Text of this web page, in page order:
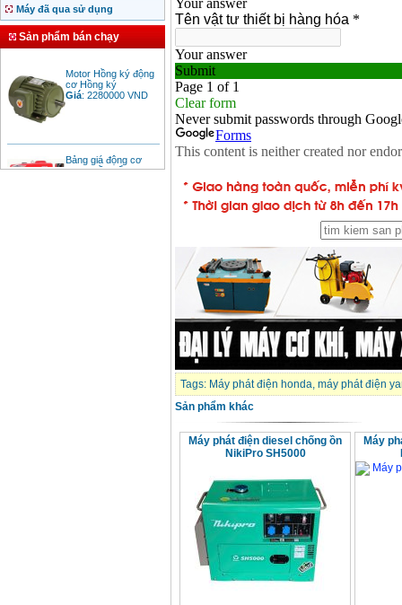
Máy đã qua sử dụng
Sản phẩm bán chạy
cơ Hồng ký
Giá :2280000
diesel đầu nổ diesel
Giá:6500000VND
Tags: Máy phát điện honda, máy phát điện
Sản phẩm khác
Máy phát điện diesel chống ồn
NikiPro SH5000
Máy